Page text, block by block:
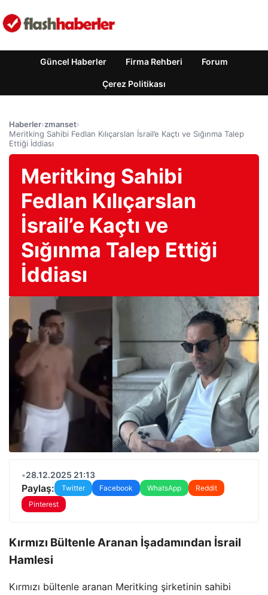
Güncel Haberler Firma Rehberi Forum
Çerez Politikası
Haberler›zmanset›
Meritking Sahibi Fedlan Kılıçarslan İsrail’e Kaçtı ve Sığınma Talep
Ettiği İddiası
Meritking Sahibi
Fedlan Kılıçarslan
İsrail’e Kaçtı ve
Sığınma Talep Ettiği
İddiası
•28.12.2025 21:13
Paylaş: Twitter Facebook WhatsApp
Reddit
Pinterest
Kırmızı Bültenle Aranan İşadamından İsrail
Hamlesi
Kırmızı bültenle aranan Meritking şirketinin sahibi